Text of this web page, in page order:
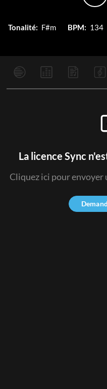
Tonalité: F#m BPM: 134
La licence Sync
Cliquez ici pour envoyer